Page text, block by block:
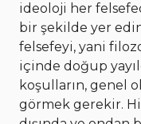
ideoloji her
bir şekilde yer
felsefeyi, yani
içinde doğup
koşulların, genel
görmek gerekir.